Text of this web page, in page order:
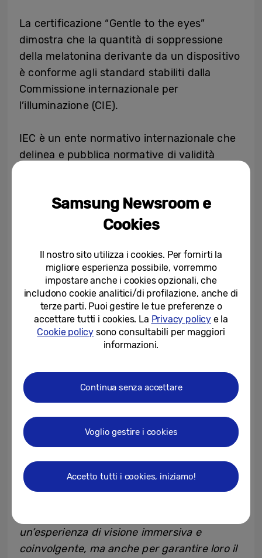
La certificazione “Gentle to the eyes”
dimostra che la quantità di soppressione
della melatonina derivante da un dispositivo
è conforme agli standard stabiliti dalla
Commissione internazionale per
l’illuminazione (CIE).
IEC è un ente normativo internazionale che
delinea e pubblica normative di validità
invece l’autorità internazionale in materia di
luce, illuminazione, colore e spazio colore.
Grazie a questa certificazione, i TV QLED di
Samsung sono risultati conformi agli
standard di uniformità della qualità
dell’immagine e di fedeltà del colore,
entrambi elementi che valorizzano la resa
dei contenuti trasmessi.
da 15 anni consecutivi, Samsung è
fortemente impegnata nello sviluppo di
prodotti che non solo offrano un’eccellente
qualità delle immagini, ma siano anche
human driven”,ha affermatoBruno
Marnati, Vice President Audio Video
Division Samsung Electronics Italia.
“Tutti i
un’esperienza di visione immersiva e
coinvolgente, ma anche per garantire loro il
Samsung Newsroom e
Cookies
Il nostro sito utilizza i cookies. Per fornirti la
migliore esperienza possibile, vorremmo
impostare anche i cookies opzionali, che
includono cookie analitici/di profilazione, anche di
terze parti. Puoi gestire le tue preferenze o
accettare tutti i cookies. La Privacy policye la
Cookie policy sono consultabili per maggiori
informazioni.
Continua senza accettare
Voglio gestire i cookies
Accetto tutti i cookies, iniziamo!